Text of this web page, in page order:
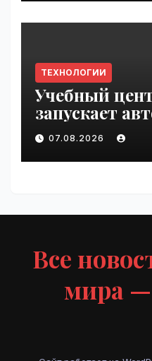
ТЕХНОЛОГИИ
Учебный
запускает
курс по
07.08.2026
Все
мира —